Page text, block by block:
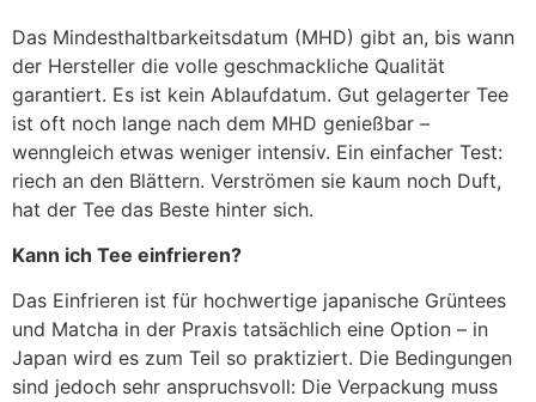
Das Mindesthaltbarkeitsdatum (MHD) gibt an, bis wann
der Hersteller die volle geschmackliche Qualität
garantiert. Es ist kein Ablaufdatum. Gut gelagerter Tee
ist oft noch lange nach dem MHD genießbar –
wenngleich etwas weniger intensiv. Ein einfacher Test:
riech an den Blättern. Verströmen sie kaum noch Duft,
hat der Tee das Beste hinter sich.
Kann ich Tee einfrieren?
Das Einfrieren ist für hochwertige japanische Grüntees
und Matcha in der Praxis tatsächlich eine Option – in
Japan wird es zum Teil so praktiziert. Die Bedingungen
sind jedoch sehr anspruchsvoll: Die Verpackung muss